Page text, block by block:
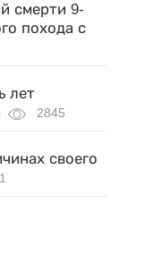
смерти 9-
похода с
лет
2845
своего